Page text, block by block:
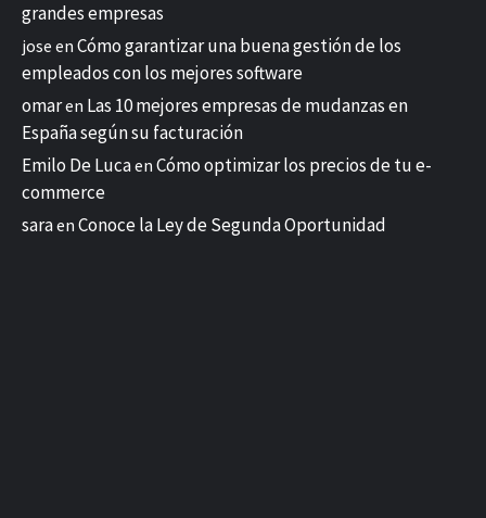
grandes empresas
jose en Cómo garantizar una buena gestión de los
empleados con los mejores software
omaren Las 10 mejores empresas de mudanzas en
España según su facturación
Emilo De Lucaen Cómo optimizar los precios de tu e-
commerce
saraen Conoce la Ley de Segunda Oportunidad